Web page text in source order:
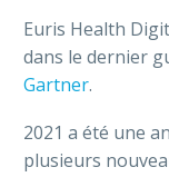
Euris Health
dans le dernier
Gartner.
2021 a été une
plusieurs